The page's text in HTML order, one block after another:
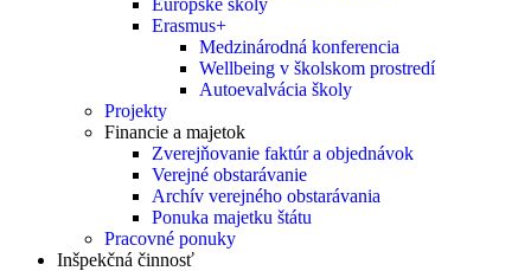
Európske školy
Erasmus+
Medzinárodná konferencia
Wellbeing v školskom prostredí
Autoevalvácia školy
Projekty
Financie a majetok
Zverejňovanie faktúr a objednávok
Verejné obstarávanie
Archív verejného obstarávania
Ponuka majetku štátu
Pracovné ponuky
Inšpekčná činnosť